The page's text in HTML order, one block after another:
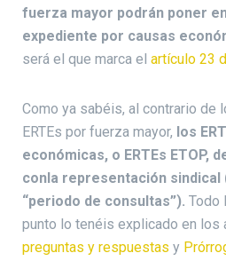
fuerza mayor podrán poner
expediente por causas
será el que marca el artículo 23
Como ya sabéis, al contrario de
ERTEs por fuerza mayor, los
económicas, o ERTEs ETOP,
conla representación sindical
“periodo de consultas”). Todo
punto lo tenéis explicado en los
preguntas y respuestas y